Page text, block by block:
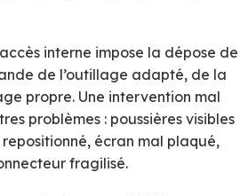
interne impose la dépose de
de l’outillage adapté, de la
propre. Une intervention mal
problèmes : poussières visibles
écran mal plaqué,
fragilisé.